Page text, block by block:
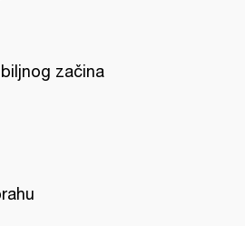
začina